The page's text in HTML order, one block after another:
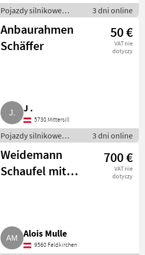
Pojazdy silnikowe
rolnicze / Ładowarki
rolnicze
3 dni online
Anbaurahmen
Schäffer
50 €
VAT nie
dotyczy
J .
5730 Mittersill
Pojazdy silnikowe
rolnicze / Ładowarki
rolnicze
3 dni online
Weidemann
Schaufel mit
700 €
VAT nie
dotyczy
Alois Mulle
9560 Feldkirchen